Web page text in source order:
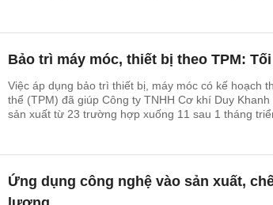
Bảo trì máy móc, thiết bị theo TPM:
Việc áp dụng bảo trì thiết bị, máy móc có kế hoạch
thể (TPM) đã giúp Công ty TNHH Cơ khí Duy
sản xuất từ 23 trường hợp xuống 11 sau 1 tháng
Ứng dụng công nghệ vào sản xuất,